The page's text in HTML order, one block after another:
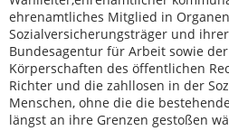
ehrenamtliches Mitglied in
Sozialversicherungsträger und
Bundesagentur für Arbeit sowie
Körperschaften des öffentlichen
Richter und die zahllosen in der
Menschen, ohne die die
längst an ihre Grenzen gestoßen